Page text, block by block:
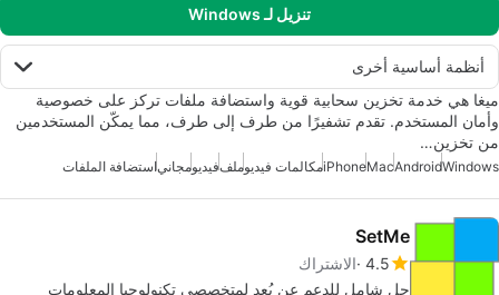
تنزيل لـ Windows
أنظمة أساسية أخرى
ميغا هي خدمة تخزين سحابية قوية واستضافة ملفات تركز على خصوصية
وأمان المستخدم. تقدم تشفيرًا من طرف إلى طرف، مما يمكّن المستخدمين
من تخزين…
Windows
Android
Mac
iPhoneمكالمات فيديوملففيديومجانياستضافة الملفات
SetMe
4.5 الاشتراك
حل شامل للدعم عن بُعد لمتخصصي تكنولوجيا المعلومات